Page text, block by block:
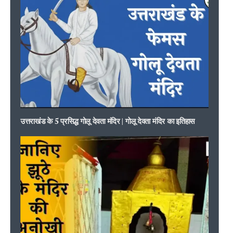
उत्तराखंड के 5 प्रसिद्ध गोलू देवता मंदिर | गोलू देवता मंदिर का इतिहास